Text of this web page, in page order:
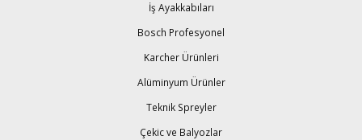
İş Ayakkabıları
Bosch Profesyonel
Karcher Ürünleri
Alüminyum Ürünler
Teknik Spreyler
Çekic ve Balyozlar